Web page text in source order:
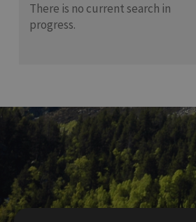
There is no current search in
progress.